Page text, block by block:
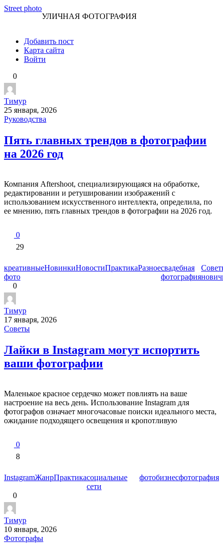
Перейти
Street photo
УЛИЧНАЯ ФОТОГРАФИЯ
Добавить пост
Карта сайта
Войти
0
Тимур
25 января, 2026
Руководства
Пять главных трендов в фотографии
на 2026 год
Компания Aftershoot, специализирующаяся на обработке,
редактировании и ретушировании изображений с
использованием искусственного интеллекта, определила, по
ее мнению, пять главных трендов в фотографии на 2026 год.
0
29
креативные
фото
НовинкиНовостиПрактикаРазноесвадебная
фотография
0
Тимур
17 января, 2026
Советы
Лайки в Instagram могут испортить
ваши фотографии
Маленькое красное сердечко может повлиять на ваше
настроение на весь день. Использование Instagram для
фотографов означает многочасовые поиски идеального места,
ожидание подходящего освещения и кропотливую
0
8
InstagramЖанрПрактикасоциальные
сети
фотобизнесфотография
0
Тимур
10 января, 2026
Фотографы